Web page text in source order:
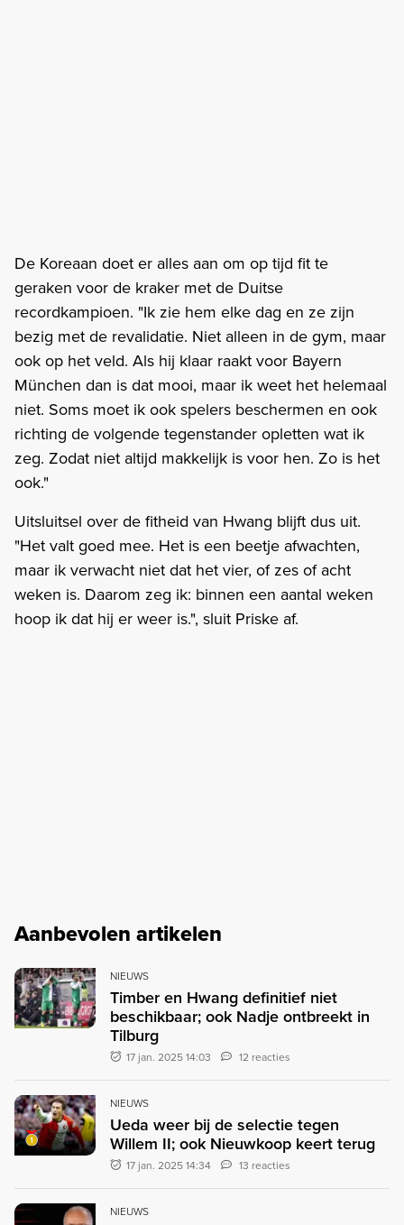
De Koreaan doet er alles aan om op tijd fit te
geraken voor de kraker met de Duitse
recordkampioen. "Ik zie hem elke dag en ze zijn
bezig met de revalidatie. Niet alleen in de gym, maar
ook op het veld. Als hij klaar raakt voor Bayern
München dan is dat mooi, maar ik weet het helemaal
niet. Soms moet ik ook spelers beschermen en ook
richting de volgende tegenstander opletten wat ik
zeg. Zodat niet altijd makkelijk is voor hen. Zo is het
ook."
Uitsluitsel over de fitheid van Hwang blijft dus uit.
"Het valt goed mee. Het is een beetje afwachten,
maar ik verwacht niet dat het vier, of zes of acht
weken is. Daarom zeg ik: binnen een aantal weken
hoop ik dat hij er weer is.", sluit Priske af.
Aanbevolen artikelen
NIEUWS
Timber en Hwang definitief niet
beschikbaar; ook Nadje ontbreekt in
Tilburg
17 jan. 2025 14:03 12 reacties
NIEUWS
Ueda weer bij de selectie tegen
Willem II; ook Nieuwkoop keert terug
17 jan. 2025 14:34 13 reacties
NIEUWS